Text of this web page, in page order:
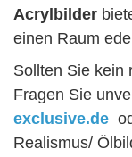
Acrylbilder
einen Raum
Sollten Sie kein
Fragen Sie
exclusive.de
Realismus/